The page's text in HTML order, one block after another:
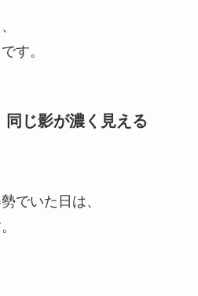
す。
同じ影が濃く見える
でいた日は、